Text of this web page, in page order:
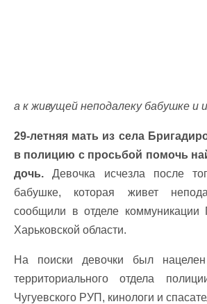
а к живущей неподалеку бабушке и
29-летняя мать из села
в полицию с просьбой помочь
дочь. Девочка исчезла после
бабушке, которая живет
сообщили в отделе
Харьковской области.
На поиски девочки был
территориального отдела
Чугуевского РУП, кинологи и